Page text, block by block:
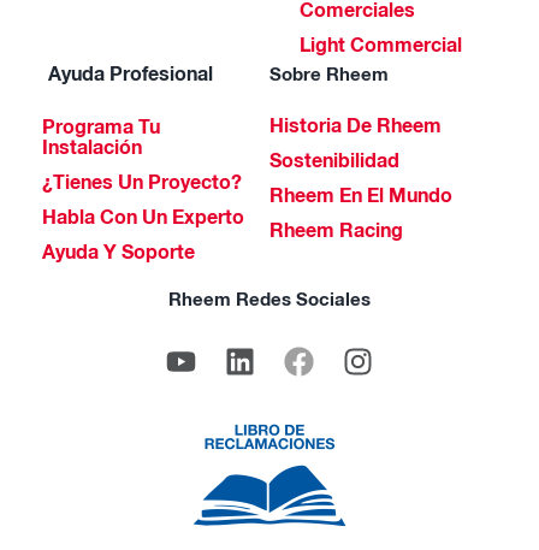
Comerciales
Light Commercial
Ayuda Profesional
Programa Tu
Instalación
¿Tienes Un Proyecto?
Habla Con Un Experto
Ayuda Y Soporte
Sobre Rheem
Historia De Rheem
Sostenibilidad
Rheem En El Mundo
Rheem Racing
Rheem Redes Sociales